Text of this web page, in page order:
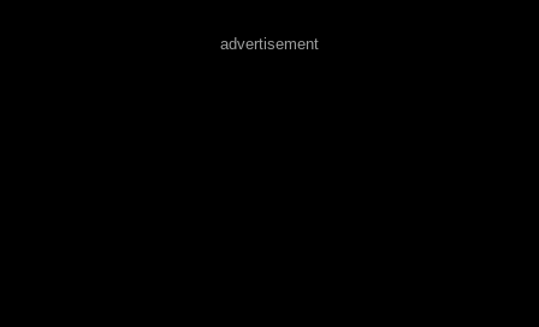
advertisement